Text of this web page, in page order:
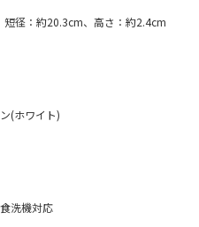
短径：約20.3cm、高さ：約2.4cm
(ホワイト)
洗機対応